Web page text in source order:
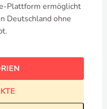
Plattform ermöglicht
Deutschland ohne